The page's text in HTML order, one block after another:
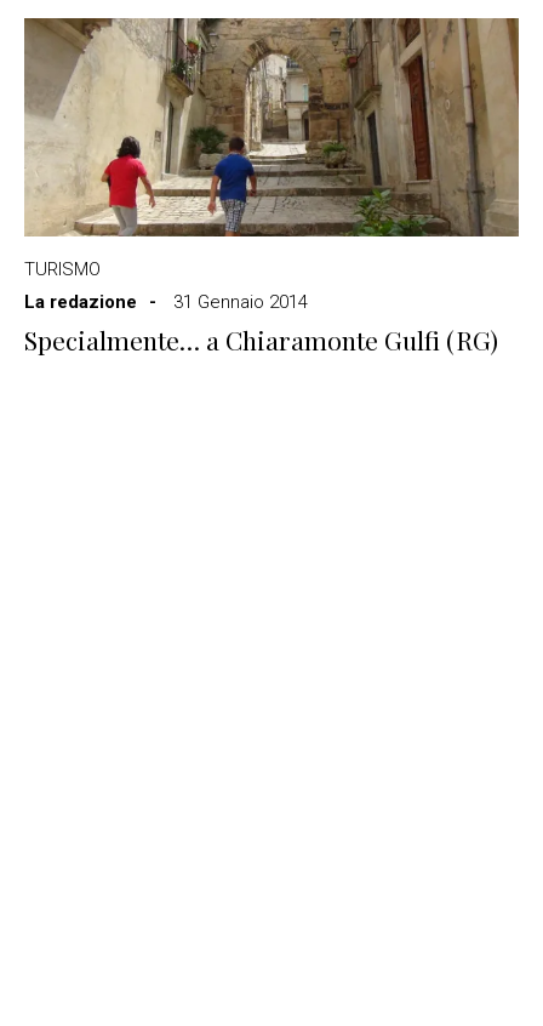
TURISMO
La redazione
31 Gennaio 2014
Specialmente… a Chiaramonte Gulfi (RG)